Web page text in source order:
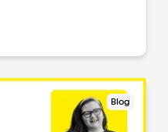
Blog